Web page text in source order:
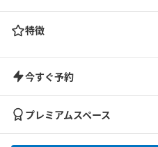
特徴
今すぐ予約
プレミアムスペース